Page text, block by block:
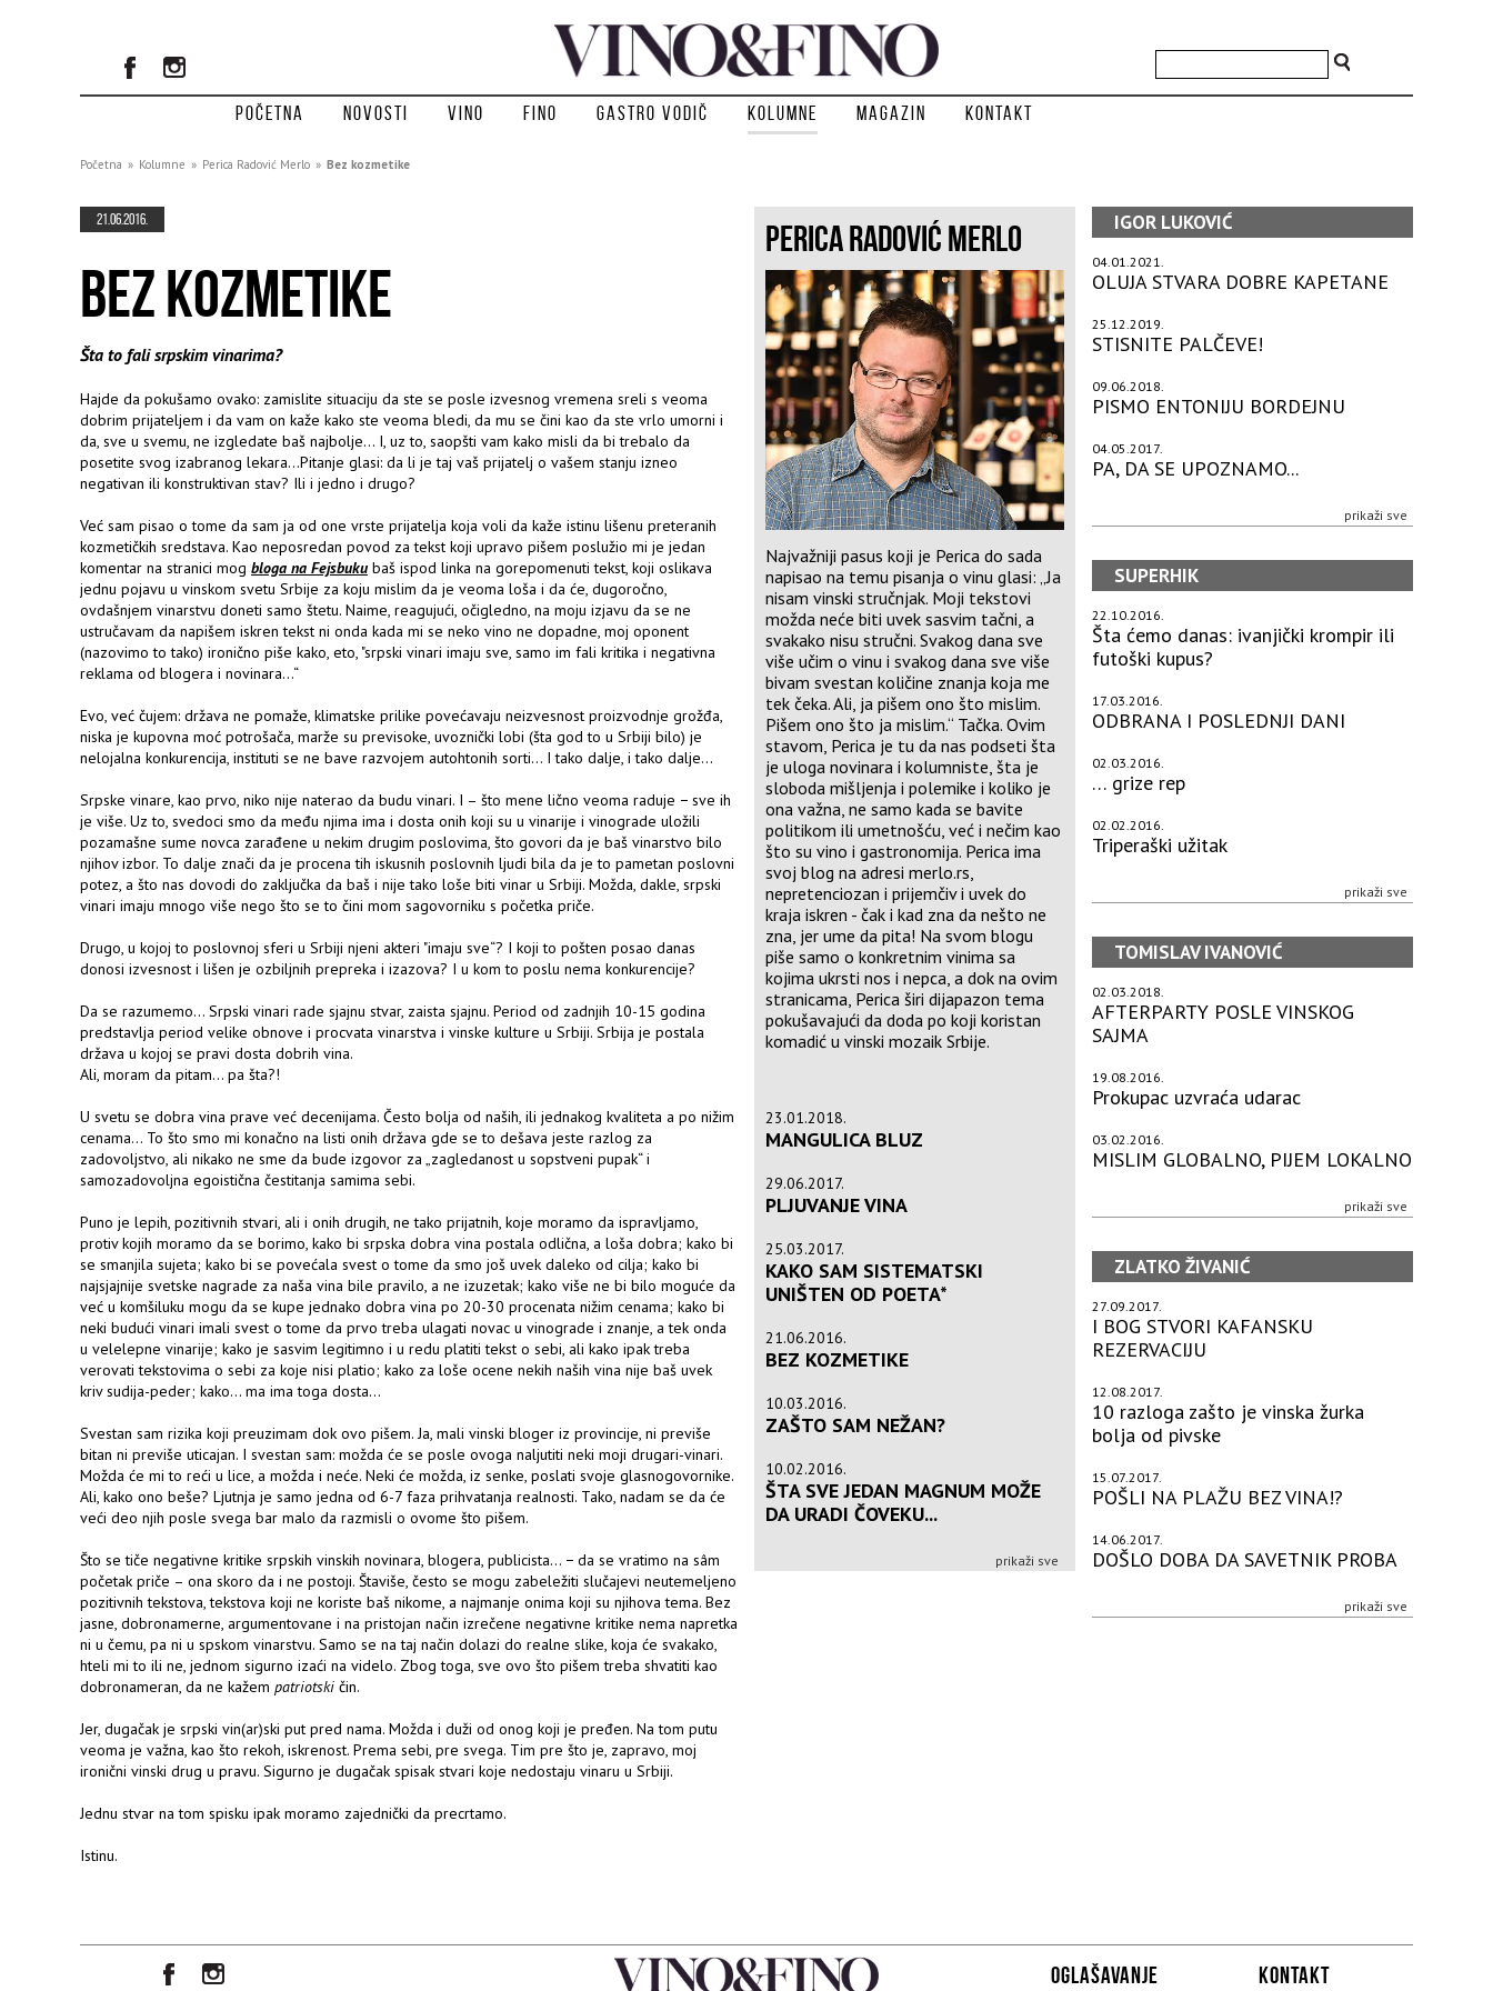
Početna Novosti Vino Fino Gastro vodič Kolumne Magazin Kontakt
Početna » Kolumne » Perica Radović Merlo » Bez kozmetike
21.06.2016.
BEZ KOZMETIKE
Šta to fali srpskim vinarima?
Hajde da pokušamo ovako: zamislite situaciju da ste se posle izvesnog vremena sreli s veoma
dobrim prijateljem i da vam on kaže kako ste veoma bledi, da mu se čini kao da ste vrlo umorni i
da, sve u svemu, ne izgledate baš najbolje… I, uz to, saopšti vam kako misli da bi trebalo da
posetite svog izabranog lekara…Pitanje glasi: da li je taj vaš prijatelj o vašem stanju izneo
negativan ili konstruktivan stav? Ili i jedno i drugo?
Već sam pisao o tome da sam ja od one vrste prijatelja koja voli da kaže istinu lišenu preteranih
kozmetičkih sredstava. Kao neposredan povod za tekst koji upravo pišem poslužio mi je jedan
komentar na stranici mog bloga na Fejsbuku baš ispod linka na gorepomenuti tekst, koji oslikava
jednu pojavu u vinskom svetu Srbije za koju mislim da je veoma loša i da će, dugoročno,
ovdašnjem vinarstvu doneti samo štetu. Naime, reagujući, očigledno, na moju izjavu da se ne
ustručavam da napišem iskren tekst ni onda kada mi se neko vino ne dopadne, moj oponent
(nazovimo to tako) ironično piše kako, eto, "srpski vinari imaju sve, samo im fali kritika i negativna
reklama od blogera i novinara...“
Evo, već čujem: država ne pomaže, klimatske prilike povećavaju neizvesnost proizvodnje grožđa,
niska je kupovna moć potrošača, marže su previsoke, uvoznički lobi (šta god to u Srbiji bilo) je
nelojalna konkurencija, instituti se ne bave razvojem autohtonih sorti... I tako dalje, i tako dalje...
Srpske vinare, kao prvo, niko nije naterao da budu vinari. I – što mene lično veoma raduje − sve ih
je više. Uz to, svedoci smo da među njima ima i dosta onih koji su u vinarije i vinograde uložili
pozamašne sume novca zarađene u nekim drugim poslovima, što govori da je baš vinarstvo bilo
njihov izbor. To dalje znači da je procena tih iskusnih poslovnih ljudi bila da je to pametan poslovni
potez, a što nas dovodi do zaključka da baš i nije tako loše biti vinar u Srbiji. Možda, dakle, srpski
vinari imaju mnogo više nego što se to čini mom sagovorniku s početka priče.
Drugo, u kojoj to poslovnoj sferi u Srbiji njeni akteri "imaju sve“? I koji to pošten posao danas
donosi izvesnost i lišen je ozbiljnih prepreka i izazova? I u kom to poslu nema konkurencije?
Da se razumemo... Srpski vinari rade sjajnu stvar, zaista sjajnu. Period od zadnjih 10-15 godina
predstavlja period velike obnove i procvata vinarstva i vinske kulture u Srbiji. Srbija je postala
država u kojoj se pravi dosta dobrih vina.
Ali, moram da pitam... pa šta?!
U svetu se dobra vina prave već decenijama. Često bolja od naših, ili jednakog kvaliteta a po nižim
cenama... To što smo mi konačno na listi onih država gde se to dešava jeste razlog za
zadovoljstvo, ali nikako ne sme da bude izgovor za „zagledanost u sopstveni pupak“ i
samozadovoljna egoistična čestitanja samima sebi.
Puno je lepih, pozitivnih stvari, ali i onih drugih, ne tako prijatnih, koje moramo da ispravljamo,
protiv kojih moramo da se borimo, kako bi srpska dobra vina postala odlična, a loša dobra; kako bi
se smanjila sujeta; kako bi se povećala svest o tome da smo još uvek daleko od cilja; kako bi
najsjajnije svetske nagrade za naša vina bile pravilo, a ne izuzetak; kako više ne bi bilo moguće da
već u komšiluku mogu da se kupe jednako dobra vina po 20-30 procenata nižim cenama; kako bi
neki budući vinari imali svest o tome da prvo treba ulagati novac u vinograde i znanje, a tek onda
u velelepne vinarije; kako je sasvim legitimno i u redu platiti tekst o sebi, ali kako ipak treba
verovati tekstovima o sebi za koje nisi platio; kako za loše ocene nekih naših vina nije baš uvek
kriv sudija-peder; kako... ma ima toga dosta...
Svestan sam rizika koji preuzimam dok ovo pišem. Ja, mali vinski bloger iz provincije, ni previše
bitan ni previše uticajan. I svestan sam: možda će se posle ovoga naljutiti neki moji drugari-vinari.
Možda će mi to reći u lice, a možda i neće. Neki će možda, iz senke, poslati svoje glasnogovornike.
Ali, kako ono beše? Ljutnja je samo jedna od 6-7 faza prihvatanja realnosti. Tako, nadam se da će
veći deo njih posle svega bar malo da razmisli o ovome što pišem.
Što se tiče negativne kritike srpskih vinskih novinara, blogera, publicista... − da se vratimo na sâm
početak priče – ona skoro da i ne postoji. Štaviše, često se mogu zabeležiti slučajevi neutemeljeno
pozitivnih tekstova, tekstova koji ne koriste baš nikome, a najmanje onima koji su njihova tema. Bez
jasne, dobronamerne, argumentovane i na pristojan način izrečene negativne kritike nema napretka
ni u čemu, pa ni u spskom vinarstvu. Samo se na taj način dolazi do realne slike, koja će svakako,
hteli mi to ili ne, jednom sigurno izaći na videlo. Zbog toga, sve ovo što pišem treba shvatiti kao
dobronameran, da ne kažem patriotski čin.
Jer, dugačak je srpski vin(ar)ski put pred nama. Možda i duži od onog koji je pređen. Na tom putu
veoma je važna, kao što rekoh, iskrenost. Prema sebi, pre svega. Tim pre što je, zapravo, moj
ironični vinski drug u pravu. Sigurno je dugačak spisak stvari koje nedostaju vinaru u Srbiji.
Jednu stvar na tom spisku ipak moramo zajednički da precrtamo.
Istinu.
PERICA RADOVIĆ MERLO
Najvažniji pasus koji je Perica do sada
napisao na temu pisanja o vinu glasi: „Ja
nisam vinski stručnjak. Moji tekstovi
možda neće biti uvek sasvim tačni, a
svakako nisu stručni. Svakog dana sve
više učim o vinu i svakog dana sve više
bivam svestan količine znanja koja me
tek čeka. Ali, ja pišem ono što mislim.
Pišem ono što ja mislim.“ Tačka. Ovim
stavom, Perica je tu da nas podseti šta
je uloga novinara i kolumniste, šta je
sloboda mišljenja i polemike i koliko je
ona važna, ne samo kada se bavite
politikom ili umetnošću, već i nečim kao
što su vino i gastronomija. Perica ima
svoj blog na adresimerlo.rs,
nepretenciozan i prijemčiv i uvek do
kraja iskren - čak i kad zna da nešto ne
zna, jer ume da pita! Na svom blogu
piše samo o konkretnim vinima sa
kojima ukrsti nos i nepca, a dok na ovim
stranicama, Perica širi dijapazon tema
pokušavajući da doda po koji koristan
komadić u vinski mozaik Srbije.
23.01.2018.
MANGULICA BLUZ
29.06.2017.
PLJUVANJE VINA
25.03.2017.
KAKO SAM SISTEMATSKI
UNIŠTEN OD POETA*
21.06.2016.
BEZ KOZMETIKE
10.03.2016.
ZAŠTO SAM NEŽAN?
10.02.2016.
ŠTA SVE JEDAN MAGNUM MOŽE
DA URADI ČOVEKU...
prikaži sve
IGOR LUKOVIĆ
04.01.2021.
OLUJA STVARA DOBRE KAPETANE
25.12.2019.
STISNITE PALČEVE!
09.06.2018.
PISMO ENTONIJU BORDEJNU
04.05.2017.
PA, DA SE UPOZNAMO...
prikaži sve
SUPERHIK
22.10.2016.
Šta ćemo danas: ivanjički krompir ili
futoški kupus?
17.03.2016.
ODBRANA I POSLEDNJI DANI
02.03.2016.
… grize rep
02.02.2016.
Triperaški užitak
prikaži sve
TOMISLAV IVANOVIĆ
02.03.2018.
AFTERPARTY POSLE VINSKOG
SAJMA
19.08.2016.
Prokupac uzvraća udarac
03.02.2016.
MISLIM GLOBALNO, PIJEM LOKALNO
prikaži sve
ZLATKO ŽIVANIĆ
27.09.2017.
I BOG STVORI KAFANSKU
REZERVACIJU
12.08.2017.
10 razloga zašto je vinska žurka
bolja od pivske
15.07.2017.
POŠLI NA PLAŽU BEZ VINA!?
14.06.2017.
DOŠLO DOBA DA SAVETNIK PROBA
prikaži sve
OGLAŠAVANJE KONTAKT